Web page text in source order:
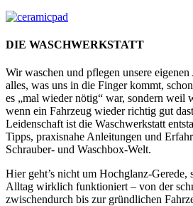
DIE WASCHWERKSTATT
Wir waschen und pflegen unsere
alles, was uns in die Finger kommt,
es „mal wieder nötig“ war, sondern weil
wenn ein Fahrzeug wieder richtig gut
Leidenschaft ist die Waschwerkstatt
Tipps, praxisnahe Anleitungen und
Schrauber- und Waschbox-Welt.
Hier geht’s nicht um Hochglanz-Gerede,
Alltag wirklich funktioniert – von der
zwischendurch bis zur gründlichen